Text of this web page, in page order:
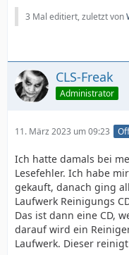
3 Mal editiert, zuletzt von
CLS-Freak
Administrator
11. März 2023 um 09:23
Ich hatte damals bei
Lesefehler. Ich habe
gekauft, danach ging
Laufwerk Reinigungs
Das ist dann eine CD,
darauf wird ein
Laufwerk. Dieser